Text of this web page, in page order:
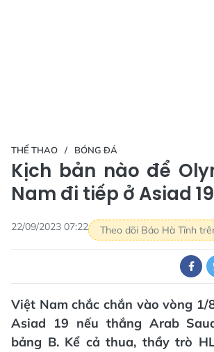
THỂ THAO BÓNG ĐÁ
Kịch bản nào để
Nam đi tiếp ở Asiad
22/09/2023 07:22 Theo dõi Báo Hà Tĩnh
Việt Nam chắc chắn vào vòng 1/
Asiad 19 nếu thắng Arab
bảng B. Kể cả thua, thầy trò